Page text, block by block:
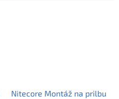
Nitecore Montáž na prilbu